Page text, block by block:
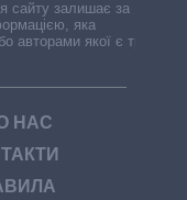
сайту залишає за
яка
авторами якої є треті
НАС